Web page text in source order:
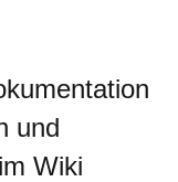
und
Wiki